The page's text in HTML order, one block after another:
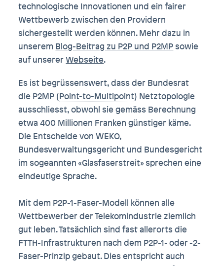
technologische Innovationen und ein fairer
Wettbewerb zwischen den Providern
sichergestellt werden können. Mehr dazu in
unserem Blog-Beitrag zu P2P und P2MP sowie
auf unsererWebseite.
Es ist begrüssenswert, dass der Bundesrat
die P2MP (Point-to-Multipoint) Netztopologie
ausschliesst, obwohl sie gemäss Berechnung
etwa 400 Millionen Franken günstiger käme.
Die Entscheide von WEKO,
Bundesverwaltungsgericht und Bundesgericht
im sogeannten «Glasfaserstreit» sprechen eine
eindeutige Sprache.
Mit dem P2P-1-Faser-Modell können alle
Wettbewerber der Telekomindustrie ziemlich
gut leben. Tatsächlich sind fast allerorts die
FTTH-Infrastrukturen nach dem P2P-1- oder -2-
Faser-Prinzip gebaut. Dies entspricht auch